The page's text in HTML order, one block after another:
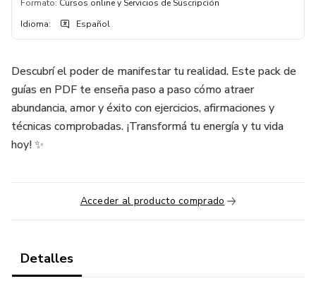
Formato: Cursos online y Servicios de Suscripción
Idioma: Español
Descubrí el poder de manifestar tu realidad. Este pack de
guías en PDF te enseña paso a paso cómo atraer
abundancia, amor y éxito con ejercicios, afirmaciones y
técnicas comprobadas. ¡Transformá tu energía y tu vida
hoy! ✨
Acceder al producto comprado
Detalles